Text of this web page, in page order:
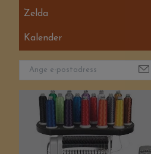
Zelda
Kalender